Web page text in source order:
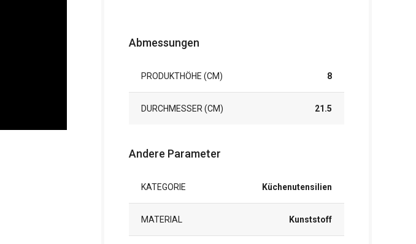
Abmessungen
PRODUKTHÖHE (CM) 8
DURCHMESSER (CM) 21.5
Andere Parameter
KATEGORIE Küchenutensilien
MATERIAL Kunststoff